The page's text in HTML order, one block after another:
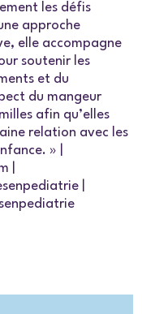
les défis
approche
elle accompagne
soutenir les
et du
du mangeur
afin qu’elles
relation avec les
» |
|
|